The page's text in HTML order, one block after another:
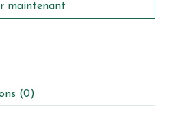
maintenant
(0)